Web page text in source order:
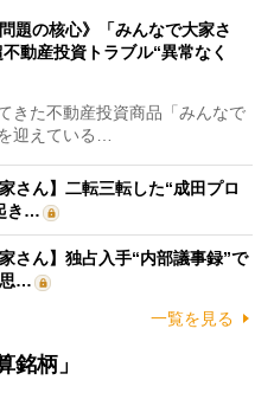
題の核心》「みんなで大家さ
動産投資トラブル“異常なく
きた不動産投資商品「みんなで
迎えている…
さん】二転三転した“成田プロ
き…
さん】独占入手“内部議事録”で
思…
一覧を見る
銘柄」